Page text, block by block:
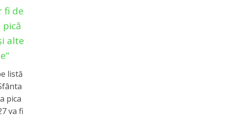
fi de
alte
listă
pica
va fi